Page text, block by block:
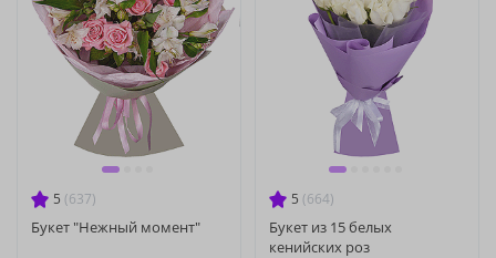
5 (637)
Букет "Нежный момент"
5 (664)
Букет из 15 белых
кенийских роз